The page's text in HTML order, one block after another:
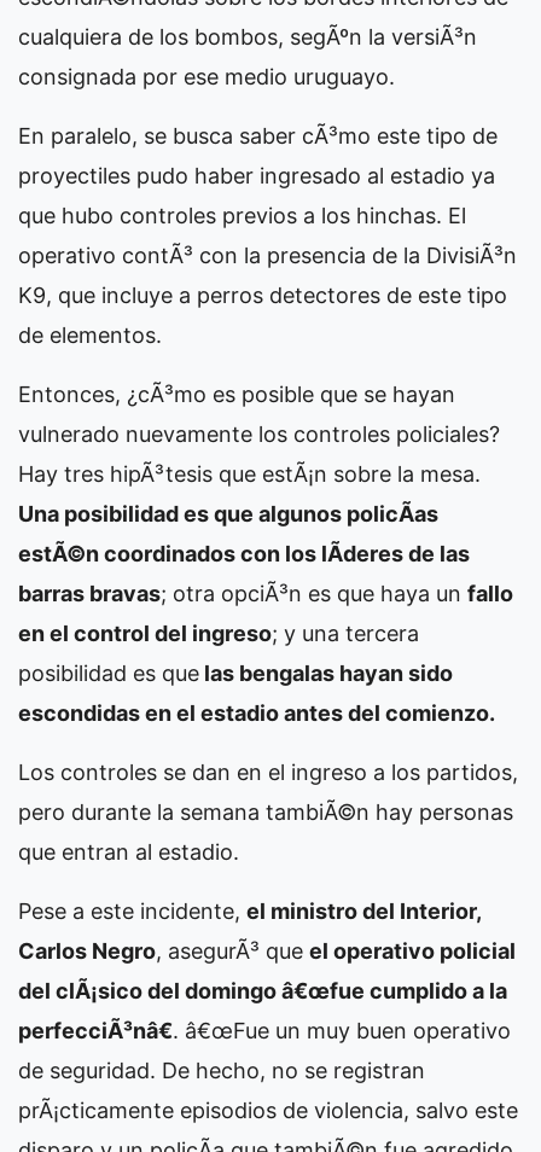
cualquiera de los bombos, segÃºn la versiÃ³n
consignada por ese medio uruguayo.
En paralelo, se busca saber cÃ³mo este tipo de
proyectiles pudo haber ingresado al estadio ya
que hubo controles previos a los hinchas. El
operativo contÃ³ con la presencia de la DivisiÃ³n
K9, que incluye a perros detectores de este tipo
de elementos.
Entonces, ¿cÃ³mo es posible que se hayan
vulnerado nuevamente los controles policiales?
Hay tres hipÃ³tesis que estÃ¡n sobre la mesa.
Una posibilidad es que algunos policÃ­as
estÃ©n coordinados con los lÃ­deres de las
barras bravas; otra opciÃ³n es que haya un fallo
en el control del ingreso; y una tercera
posibilidad es que las bengalas hayan sido
escondidas en el estadio antes del comienzo.
Los controles se dan en el ingreso a los partidos,
pero durante la semana tambiÃ©n hay personas
que entran al estadio.
Pese a este incidente, el ministro del Interior,
Carlos Negro, asegurÃ³ que el operativo policial
del clÃ¡sico del domingo â€œfue cumplido a la
perfecciÃ³nâ€. â€œFue un muy buen operativo
de seguridad. De hecho, no se registran
prÃ¡cticamente episodios de violencia, salvo este